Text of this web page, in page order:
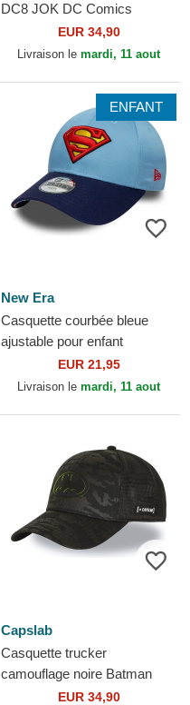
DC8 JOK DC Comics
EUR 34,90
Livraison le mardi, 11 aout
ENFANT
New Era
Casquette courbée bleue
ajustable pour enfant
9FORTY Superman DC
Comics New Era
EUR 21,95
Livraison le mardi, 11 aout
Capslab
Casquette trucker
camouflage noire Batman
DC11 LOGB DC Comics
EUR 34,90